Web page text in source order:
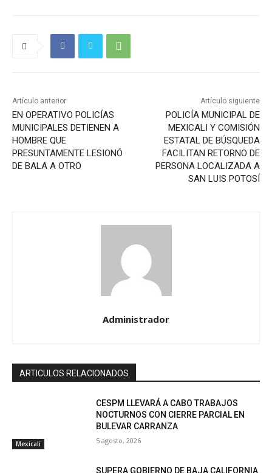
Artículo anterior
EN OPERATIVO POLICÍAS
MUNICIPALES DETIENEN A
HOMBRE QUE
PRESUNTAMENTE LESIONÓ
DE BALA A OTRO
Artículo siguiente
POLICÍA MUNICIPAL DE
MEXICALI Y COMISIÓN
ESTATAL DE BÚSQUEDA
FACILITAN RETORNO DE
PERSONA LOCALIZADA A
SAN LUIS POTOSÍ
Administrador
ARTICULOS RELACIONADOS
Mexicali
CESPM LLEVARÁ A CABO TRABAJOS
NOCTURNOS CON CIERRE PARCIAL EN
BULEVAR CARRANZA
5 agosto, 2026
SUPERA GOBIERNO DE BAJA CALIFORNIA